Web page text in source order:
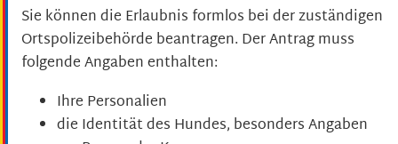
Sie können die Erlaubnis formlos bei der zuständigen
Ortspolizeibehörde beantragen. Der Antrag muss
folgende Angaben enthalten:
Ihre Personalien
die Identität des Hundes, besonders Angaben